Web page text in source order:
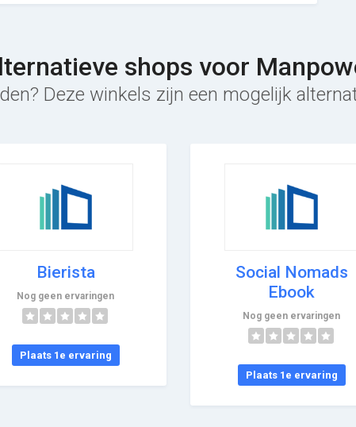
shops voor
Deze winkels zijn een mogelijk
Bierista
Nog geen ervaringen
Plaats 1e ervaring
Social Nomads
Ebook
Nog geen ervaringen
Plaats 1e ervaring